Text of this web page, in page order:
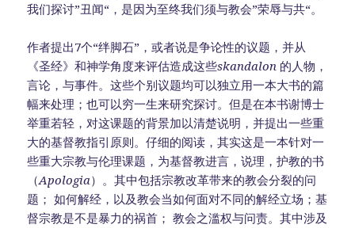
我们探讨”丑闻“，是因为至终我们须与教会”荣辱与共“。
作者提出7个“绊脚石”，或者说是争论性的议题，并从
《圣经》和神学角度来评估造成这些skandalon 的人物，
言论，与事件。这些个别议题均可以独立用一本大书的篇
幅来处理；也可以穷一生来研究探讨。但是在本书谢博士
举重若轻，对这课题的背景加以清楚说明，并提出一些重
大的基督教指引原则。仔细的阅读，其实这是一本针对一
些重大宗教与伦理课题，为基督教进言，说理，护教的书
（Apologia）。其中包括宗教改革带来的教会分裂的问
题； 如何解经，以及教会当如何面对不同的解经立场；基
督宗教是不是暴力的祸首； 教会之滥权与问责。其中涉及